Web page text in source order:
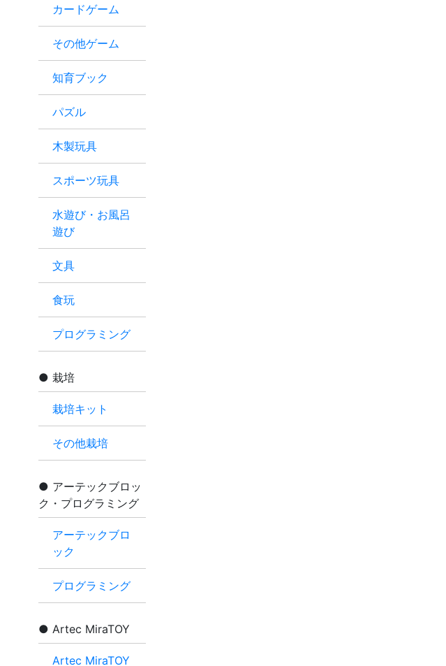
カードゲーム
その他ゲーム
知育ブック
パズル
木製玩具
スポーツ玩具
水遊び・お風呂
遊び
文具
食玩
プログラミング
栽培
栽培キット
その他栽培
アーテックブロッ
ク・プログラミング
アーテックブロ
ック
プログラミング
Artec MiraTOY
Artec MiraTOY